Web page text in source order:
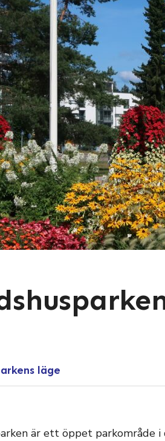
läge
är ett öppet parkområde